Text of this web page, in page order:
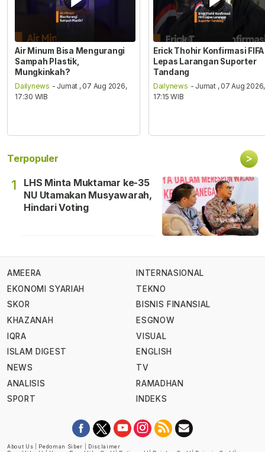
Air Minum Bisa Mengurangi
Sampah Plastik,
Mungkinkah?
Dailynews - Jumat , 07 Aug 2026,
17:30 WIB
Erick Thohir Konfirmasi FIFA
Lepas Larangan Suporter
Tandang
Dailynews - Jumat , 07 Aug 2026,
17:15 WIB
Terpopuler >
1
LHS Minta Muktamar ke-35
NU Utamakan Musyawarah,
Hindari Voting
AMEERA
EKONOMI SYARIAH
SKOR
KHAZANAH
IQRA
ISLAM DIGEST
NEWS
ANALISIS
SPORT
INTERNASIONAL
TEKNO
BISNIS FINANSIAL
ESGNOW
VISUAL
ENGLISH
TV
RAMADHAN
INDEKS
About Us Pedoman Siber
Disclaimer